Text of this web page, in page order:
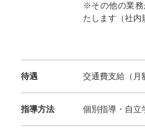
※その他の業務
たします（社内
待遇 交通費支給（月
指導方法 個別指導・自立